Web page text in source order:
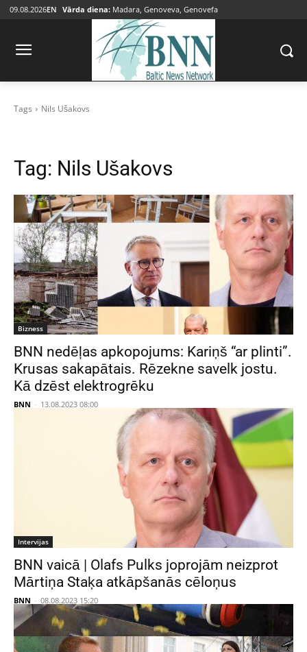
09.08.2026EN Vārda diena: Madara, Genoveva, Genovefa
Tags Nils Ušakovs
Tag: Nils Ušakovs
Bizness
BNN nedēļas apkopojums: Kariņš “ar plinti”.
Krusas sakapātais. Rēzekne savelk jostu.
Kā dzēst elektrogrēku
BNN - 13.08.2023 08:00
Intervijas
BNN vaicā | Olafs Pulks joprojām neizprot
Mārtiņa Staķa atkāpšanās cēloņus
BNN - 08.08.2023 15:20